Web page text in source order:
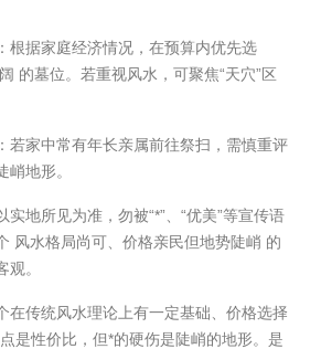
根据家庭经济情况，在预算内优先选
的墓位。若重视风水，可聚焦“天穴”区
若家中常有年长亲属前往祭扫，需慎重评
地形。
实地所见为准，勿被“*”、“优美”等宣传语
风水格局尚可、价格亲民但地势陡峭 的
。
在传统风水理论上有一定基础、价格选择
是性价比，但*的硬伤是陡峭的地形。是